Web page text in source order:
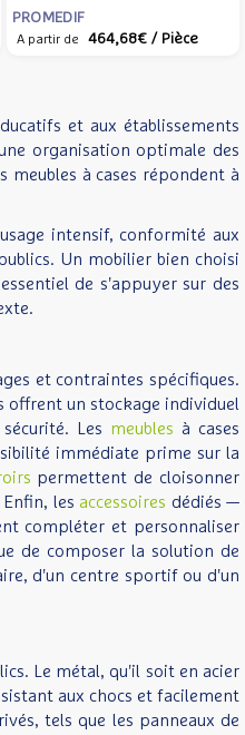
PROMEDIF
A partir de 464,68€ / Pièce
et aux établissements
organisation optimale des
meubles à cases répondent à
intensif, conformité aux
Un mobilier bien choisi
de s'appuyer sur des
et contraintes spécifiques.
offrent un stockage individuel
Les meubles à cases
immédiate prime sur la
permettent de cloisonner
les accessoires dédiés —
compléter et personnaliser
de composer la solution de
d'un centre sportif ou d'un
Le métal, qu'il soit en acier
aux chocs et facilement
tels que les panneaux de